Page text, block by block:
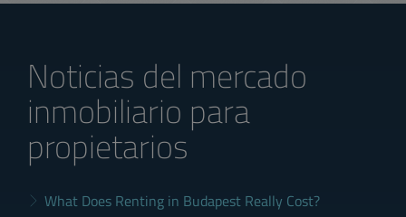
Noticias del mercado
inmobiliario para
propietarios
What Does Renting in Budapest Really Cost?